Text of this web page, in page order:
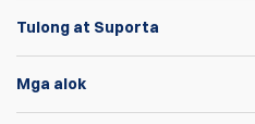
Tulong at Suporta
Mga alok